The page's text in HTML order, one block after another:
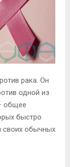
рака. Он
одной из
общее
быстро
своих обычных